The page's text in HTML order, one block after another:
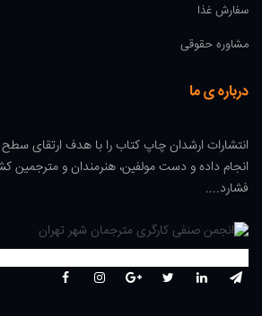
سفارش غذا
مشاوره حقوقی
درباره ی ما
انتشارات ارشدان چاپ کتاب را با هدف ارتقای
انجام داده و دست مولفین، هنرمندان و مترجمین
فشارد....